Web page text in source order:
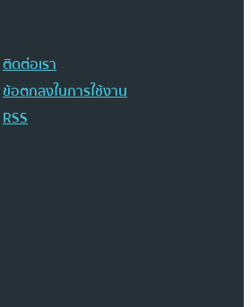
ติดต่อเรา
ข้อตกลงในการใช้งาน
RSS